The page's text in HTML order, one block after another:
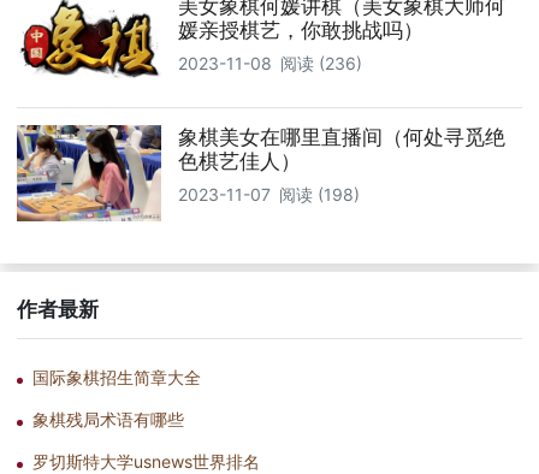
美女象棋何媛讲棋（美女象棋大师何
媛亲授棋艺，你敢挑战吗）
2023-11-08 阅读 (236)
象棋美女在哪里直播间（何处寻觅绝
色棋艺佳人）
2023-11-07 阅读 (198)
作者最新
国际象棋招生简章大全
象棋残局术语有哪些
罗切斯特大学usnews世界排名